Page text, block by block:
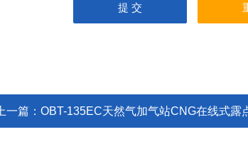
上一篇： OBT-135EC天然气加气站CNG在线式露